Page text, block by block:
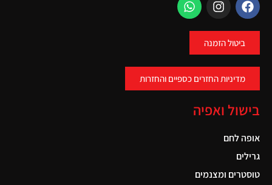
ביטול הזמנה
מדיניות החזרים כספיים והחזרות
בישול ואפיה
אופה לחם
גרילים
טוסטרים ומצנמים